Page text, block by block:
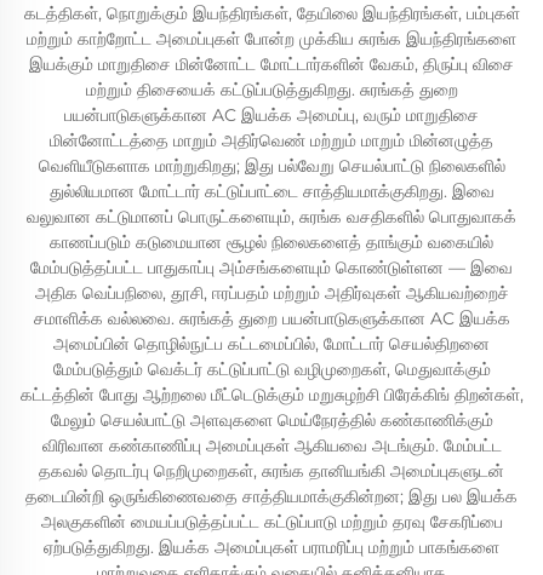
கடத்திகள், நொறுக்கும் இயந்திரங்கள், தேயிலை இயந்திரங்கள், பம்புகள்
மற்றும் காற்றோட்ட அமைப்புகள் போன்ற முக்கிய சுரங்க இயந்திரங்களை
இயக்கும் மாறுதிசை மின்னோட்ட மோட்டார்களின் வேகம், திருப்பு விசை
மற்றும் திசையைக் கட்டுப்படுத்துகிறது. சுரங்கத் துறை
பயன்பாடுகளுக்கான AC இயக்க அமைப்பு, வரும் மாறுதிசை
மின்னோட்டத்தை மாறும் அதிர்வெண் மற்றும் மாறும் மின்னழுத்த
வெளியீடுகளாக மாற்றுகிறது; இது பல்வேறு செயல்பாட்டு நிலைகளில்
துல்லியமான மோட்டார் கட்டுப்பாட்டை சாத்தியமாக்குகிறது. இவை
வலுவான கட்டுமானப் பொருட்களையும், சுரங்க வசதிகளில் பொதுவாகக்
காணப்படும் கடுமையான சூழல் நிலைகளைத் தாங்கும் வகையில்
மேம்படுத்தப்பட்ட பாதுகாப்பு அம்சங்களையும் கொண்டுள்ளன — இவை
அதிக வெப்பநிலை, தூசி, ஈரப்பதம் மற்றும் அதிர்வுகள் ஆகியவற்றைச்
சமாளிக்க வல்லவை. சுரங்கத் துறை பயன்பாடுகளுக்கான AC இயக்க
அமைப்பின் தொழில்நுட்ப கட்டமைப்பில், மோட்டார் செயல்திறனை
மேம்படுத்தும் வெக்டர் கட்டுப்பாட்டு வழிமுறைகள், மெதுவாக்கும்
கட்டத்தின் போது ஆற்றலை மீட்டெடுக்கும் மறுசுழற்சி பிரேக்கிங் திறன்கள்,
மேலும் செயல்பாட்டு அளவுகளை மெய்நேரத்தில் கண்காணிக்கும்
விரிவான கண்காணிப்பு அமைப்புகள் ஆகியவை அடங்கும். மேம்பட்ட
தகவல் தொடர்பு நெறிமுறைகள், சுரங்க தானியங்கி அமைப்புகளுடன்
தடையின்றி ஒருங்கிணைவதை சாத்தியமாக்குகின்றன; இது பல இயக்க
அலகுகளின் மையப்படுத்தப்பட்ட கட்டுப்பாடு மற்றும் தரவு சேகரிப்பை
ஏற்படுத்துகிறது. இயக்க அமைப்புகள் பராமரிப்பு மற்றும் பாகங்களை